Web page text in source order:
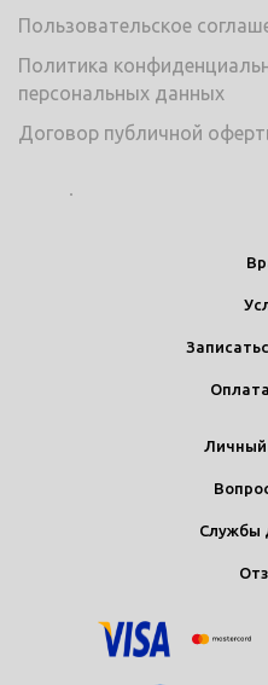
Пользовательское
Политика
персональных данных
Договор публичной
Личный
Службы